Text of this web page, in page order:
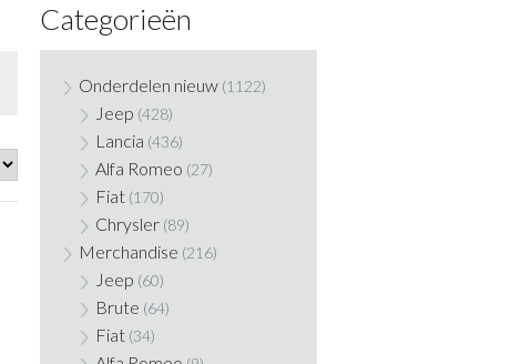
Categorieën
Onderdelen nieuw (1122)
Jeep (428)
Lancia (436)
Alfa Romeo (27)
Fiat (170)
Chrysler (89)
Merchandise (216)
Jeep (60)
Brute (64)
Fiat (34)